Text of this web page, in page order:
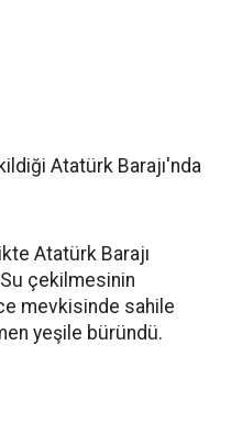
Atatürk Barajı'nda
Atatürk Barajı
çekilmesinin
mevkisinde sahile
yeşile büründü.